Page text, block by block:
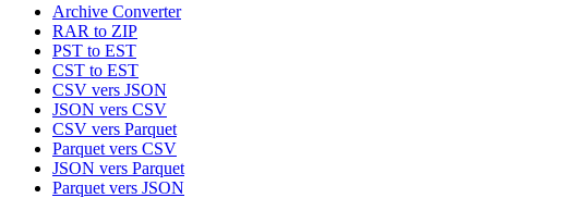
Archive Converter
RAR to ZIP
PST to EST
CST to EST
CSV vers JSON
JSON vers CSV
CSV vers Parquet
Parquet vers CSV
JSON vers Parquet
Parquet vers JSON